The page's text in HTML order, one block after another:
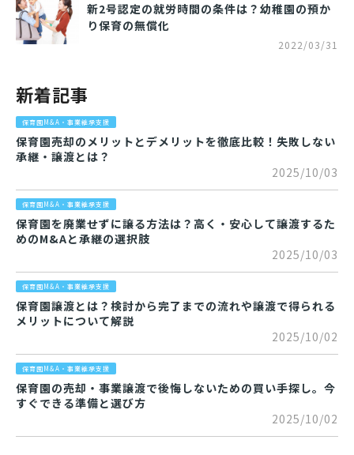
新2号認定の就労時間の条件は？幼稚園の預か
り保育の無償化
2022/03/31
新着記事
保育園M&A・事業継承支援
保育園売却のメリットとデメリットを徹底比較！失敗しない
承継・譲渡とは？
2025/10/03
保育園M&A・事業継承支援
保育園を廃業せずに譲る方法は？高く・安心して譲渡するた
めのM&Aと承継の選択肢
2025/10/03
保育園M&A・事業継承支援
保育園譲渡とは？検討から完了までの流れや譲渡で得られる
メリットについて解説
2025/10/02
保育園M&A・事業継承支援
保育園の売却・事業譲渡で後悔しないための買い手探し。今
すぐできる準備と選び方
2025/10/02